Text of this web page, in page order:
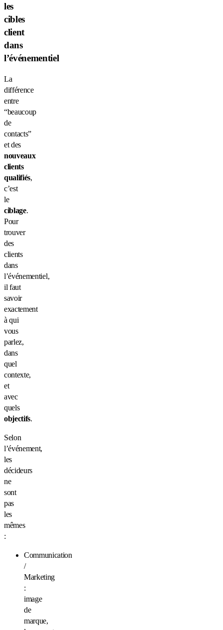
les
cibles
client
dans
l’événementiel
La
différence
entre
“beaucoup
de
contacts”
et des
nouveaux
clients
qualifiés,
c’est
le
ciblage.
Pour
trouver
des
clients
dans
l’événementiel,
il faut
savoir
exactement
à qui
vous
parlez,
dans
quel
contexte,
et
avec
quels
objectifs.
Selon
l’événement,
les
décideurs
ne
sont
pas
les
mêmes
:
Communication
/
Marketing
:
image
de
marque,